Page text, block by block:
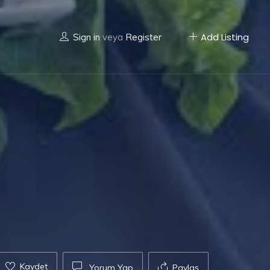
Sign in veya Register Add Listing
Kaydet Yorum Yap Paylaş